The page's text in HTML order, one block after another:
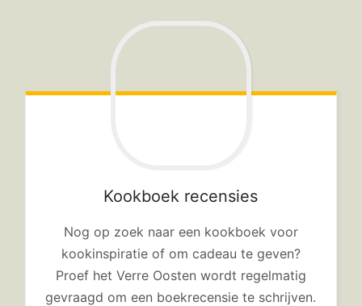
Kookboek recensies
Nog op zoek naar een kookboek voor
kookinspiratie of om cadeau te geven?
Proef het Verre Oosten wordt regelmatig
gevraagd om een boekrecensie te schrijven.